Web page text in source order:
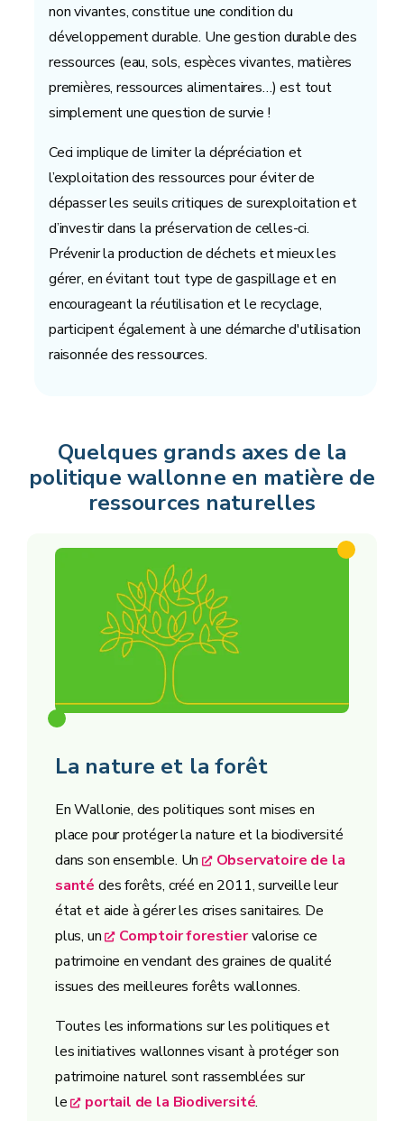
non vivantes, constitue une condition du
développement durable. Une gestion durable des
ressources (eau, sols, espèces vivantes, matières
premières, ressources alimentaires…) est tout
simplement une question de survie !
Ceci implique de limiter la dépréciation et
l’exploitation des ressources pour éviter de
dépasser les seuils critiques de surexploitation et
d’investir dans la préservation de celles-ci.
Prévenir la production de déchets et mieux les
gérer, en évitant tout type de gaspillage et en
encourageant la réutilisation et le recyclage,
participent également à une démarche d'utilisation
raisonnée des ressources.
Quelques grands axes de la
politique wallonne en matière de
ressources naturelles
La nature et la forêt
En Wallonie, des politiques sont mises en
place pour protéger la nature et la biodiversité
dans son ensemble. Un
Observatoire de la
santé des forêts, créé en 2011, surveille leur
état et aide à gérer les crises sanitaires. De
plus, un
Comptoir forestiervalorise ce
patrimoine en vendant des graines de qualité
issues des meilleures forêts wallonnes.
Toutes les informations sur les politiques et
les initiatives wallonnes visant à protéger son
patrimoine naturel sont rassemblées sur
le
portail de la Biodiversité.